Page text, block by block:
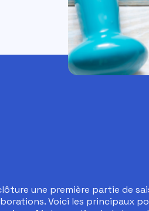
une première partie de
Voici les principaux